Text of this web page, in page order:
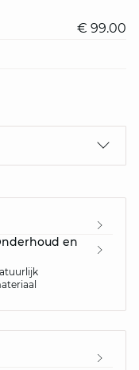
€ 99.00
en